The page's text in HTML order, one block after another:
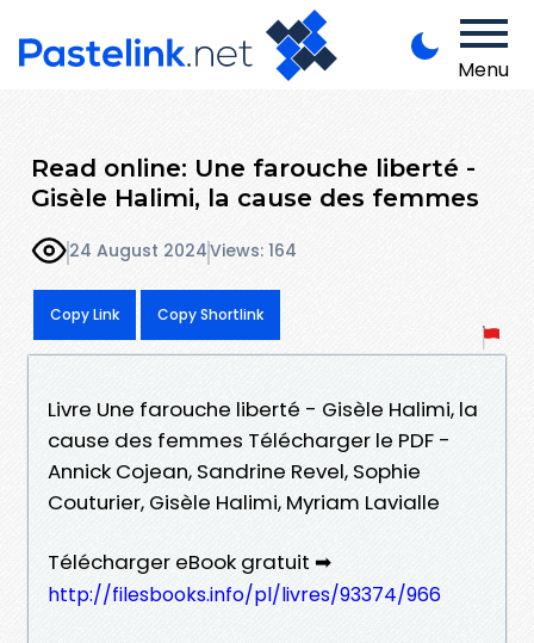
Menu
Read online: Une farouche liberté -
Gisèle Halimi, la cause des femmes
24 August 2024Views: 164
Copy Link Copy Shortlink
Livre Une farouche liberté - Gisèle Halimi, la
cause des femmes Télécharger le PDF -
Annick Cojean, Sandrine Revel, Sophie
Couturier, Gisèle Halimi, Myriam Lavialle
Télécharger eBook gratuit ➡
http://filesbooks.info/pl/livres/93374/966